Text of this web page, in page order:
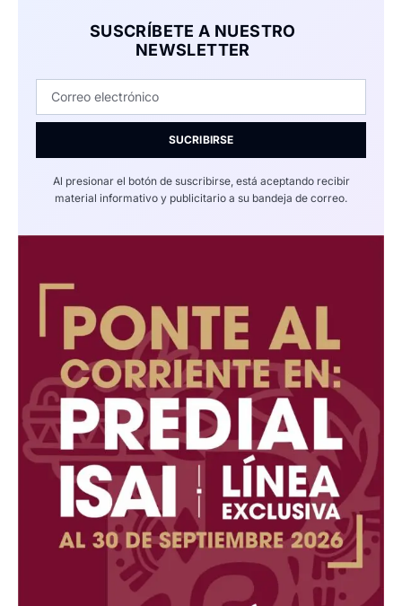
SUSCRÍBETE A NUESTRO
NEWSLETTER
SUCRIBIRSE
Al presionar el botón de suscribirse, está aceptando recibir
material informativo y publicitario a su bandeja de correo.